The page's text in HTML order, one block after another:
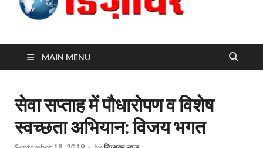
MAIN MENU
सेवा सप्ताह में पौधारोपण व विशेष
स्वच्छता अभियान: विजय भगत